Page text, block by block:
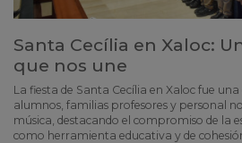
Santa Cecília en Xaloc:
que nos une
La fiesta de Santa Cecília en Xaloc fue
alumnos, familias profesores y personal
música, destacando el compromiso de la
como herramienta educativa y de